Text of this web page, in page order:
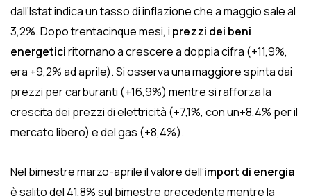
dall’Istat indica un tasso di inflazione che a maggio sale al
3,2%. Dopo trentacinque mesi, i prezzi dei beni
energeticiritornano a crescere a doppia cifra (+11,9%,
era +9,2% ad aprile). Si osserva una maggiore spinta dai
prezzi per carburanti (+16,9%) mentre si rafforza la
crescita dei prezzi di elettricità (+7,1%, con un+8,4% per il
mercato libero) e del gas (+8,4%).
Nel bimestre marzo-aprile il valore dell’import di energia
è salito del 41,8% sul bimestre precedente mentre la